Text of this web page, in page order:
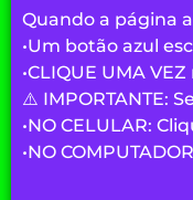
Quando a página
•Um botão azul
•CLIQUE UMA VEZ
⚠️ IMPORTANTE:
•NO CELULAR:
•NO